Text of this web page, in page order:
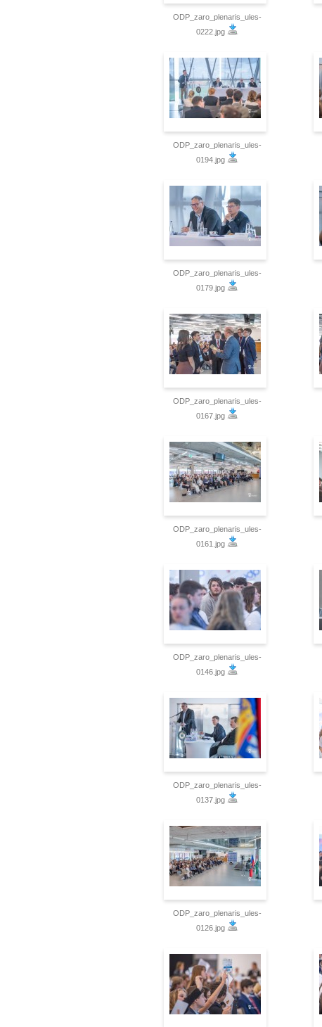
ODP_zaro_plenaris_ules-
0222.jpg
ODP_zaro_plenaris_ules-
0194.jpg
ODP_zaro_plenaris_ules-
0179.jpg
ODP_zaro_plenaris_ules-
0167.jpg
ODP_zaro_plenaris_ules-
0161.jpg
ODP_zaro_plenaris_ules-
0146.jpg
ODP_zaro_plenaris_ules-
0137.jpg
ODP_zaro_plenaris_ules-
0126.jpg